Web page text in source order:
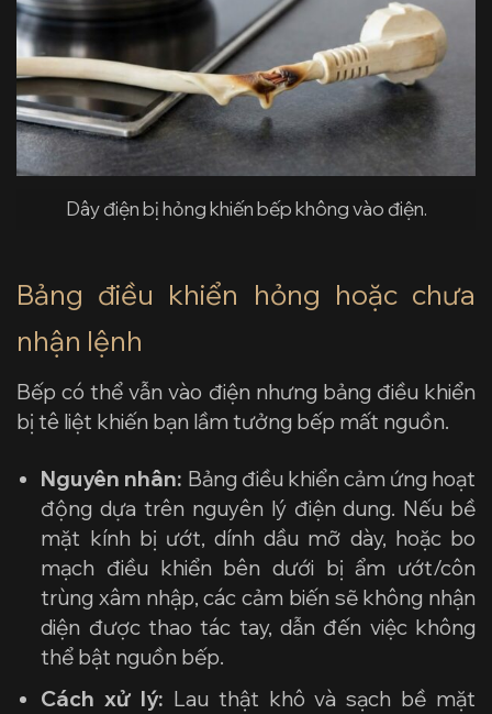
Dây điện bị hỏng khiến bếp không vào điện.
Bảng điều khiển hỏng hoặc chưa
nhận lệnh
Bếp có thể vẫn vào điện nhưng bảng điều khiển
bị tê liệt khiến bạn lầm tưởng bếp mất nguồn.
Nguyên nhân: Bảng điều khiển cảm ứng hoạt
động dựa trên nguyên lý điện dung. Nếu bề
mặt kính bị ướt, dính dầu mỡ dày, hoặc bo
mạch điều khiển bên dưới bị ẩm ướt/côn
trùng xâm nhập, các cảm biến sẽ không nhận
diện được thao tác tay, dẫn đến việc không
thể bật nguồn bếp.
Cách xử lý: Lau thật khô và sạch bề mặt